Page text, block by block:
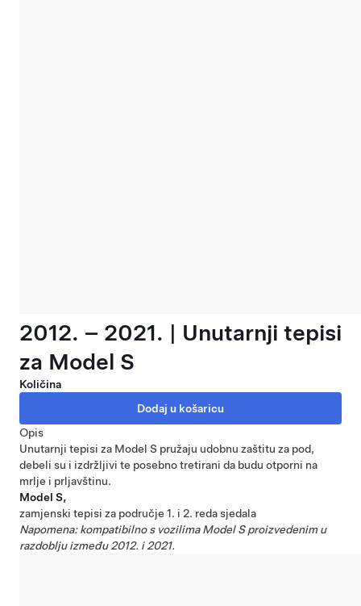
2012. – 2021. | Unutarnji tepisi
za Model S
Količina
Opis
Unutarnji tepisi za Model S pružaju udobnu zaštitu za pod,
debeli su i izdržljivi te posebno tretirani da budu otporni na
mrlje i prljavštinu.
Model S,
zamjenski tepisi za područje 1. i 2. reda sjedala
Napomena: kompatibilno s vozilima Model S proizvedenim u
razdoblju između 2012. i 2021.